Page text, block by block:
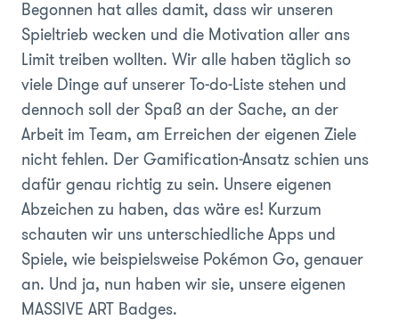
Begonnen hat alles damit, dass wir unseren
Spieltrieb wecken und die Motivation aller ans
Limit treiben wollten. Wir alle haben täglich so
viele Dinge auf unserer To-do-Liste stehen und
dennoch soll der Spaß an der Sache, an der
Arbeit im Team, am Erreichen der eigenen Ziele
nicht fehlen. Der Gamification-Ansatz schien uns
dafür genau richtig zu sein. Unsere eigenen
Abzeichen zu haben, das wäre es! Kurzum
schauten wir uns unterschiedliche Apps und
Spiele, wie beispielsweise Pokémon Go, genauer
an. Und ja, nun haben wir sie, unsere eigenen
MASSIVE ART Badges.